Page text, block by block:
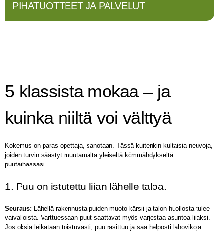
PIHATUOTTEET JA PALVELUT
5 klassista mokaa – ja
kuinka niiltä voi välttyä
Kokemus on paras opettaja, sanotaan. Tässä kuitenkin kultaisia neuvoja,
joiden turvin säästyt muutamalta yleiseltä kömmähdykseltä
puutarhassasi.
1. Puu on istutettu liian lähelle taloa.
Seuraus: Lähellä rakennusta puiden muoto kärsii ja talon huollosta tulee
vaivalloista. Varttuessaan puut saattavat myös varjostaa asuntoa liiaksi.
Jos oksia leikataan toistuvasti, puu rasittuu ja saa helposti lahovikoja.